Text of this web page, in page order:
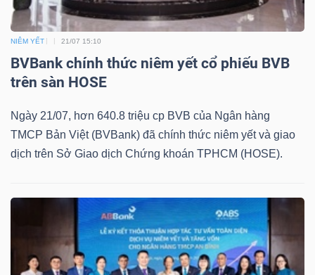
NIÊM YẾT 21/07 15:10
BVBank chính thức niêm yết cổ phiếu BVB
trên sàn HOSE
Ngày 21/07, hơn 640.8 triệu cp BVB của Ngân hàng
TMCP Bản Việt (BVBank) đã chính thức niêm yết và giao
dịch trên Sở Giao dịch Chứng khoán TPHCM (HOSE).